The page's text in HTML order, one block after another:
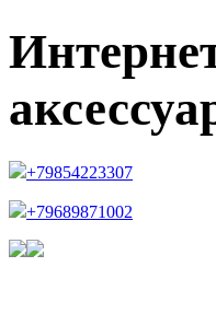
+79854223307
+79689871002